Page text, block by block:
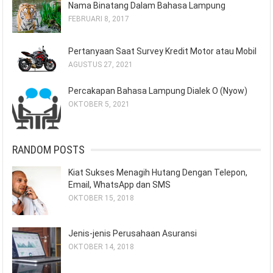
Nama Binatang Dalam Bahasa Lampung
FEBRUARI 8, 2017
Pertanyaan Saat Survey Kredit Motor atau Mobil
AGUSTUS 27, 2021
Percakapan Bahasa Lampung Dialek O (Nyow)
OKTOBER 5, 2021
RANDOM POSTS
Kiat Sukses Menagih Hutang Dengan Telepon,
Email, WhatsApp dan SMS
OKTOBER 15, 2018
Jenis-jenis Perusahaan Asuransi
OKTOBER 14, 2018